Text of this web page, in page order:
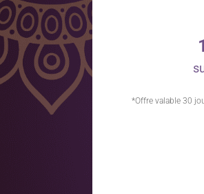
*Offre valable 30